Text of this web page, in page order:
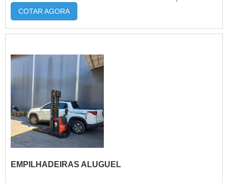
achando a melhor referência em qualidade.É
importante lembrar que o serviço deve sempre
segmento. Esse tipo de cuidado ajuda a garantir a
evitar prejuízos com imprev...
COTAR AGORA
EMPILHADEIRAS ALUGUEL